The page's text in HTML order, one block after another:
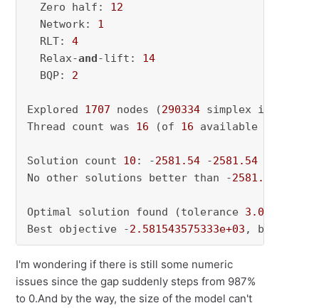
Zero half: 12
Network: 1
RLT: 4
Relax-and-lift: 14
BQP: 2
Explored 1707 nodes (290334 simplex
Thread count was 16 (of 16 available
Solution count 10 : -2581.54 -2581.54
No other solutions better than -2581.54
Optimal solution found (tolerance 3.00e-02
Best objective -2.581543575333e+03 , best
I'm wondering if there is still some numeric
issues since the gap suddenly steps from 987%
to 0.And by the way, the size of the model can't